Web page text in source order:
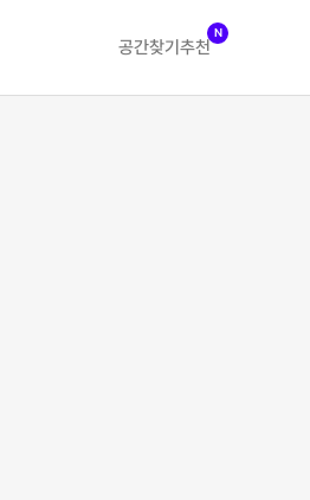
공간찾기 추천
N